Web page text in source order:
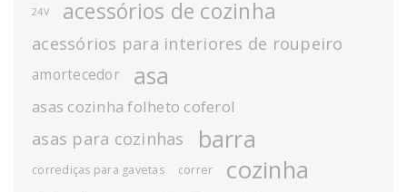
24V acessórios de cozinha
acessórios para interiores de roupeiro
amortecedor asa
asas cozinha folheto coferol
asas para cozinhas barra
corrediças para gavetas correr cozinha